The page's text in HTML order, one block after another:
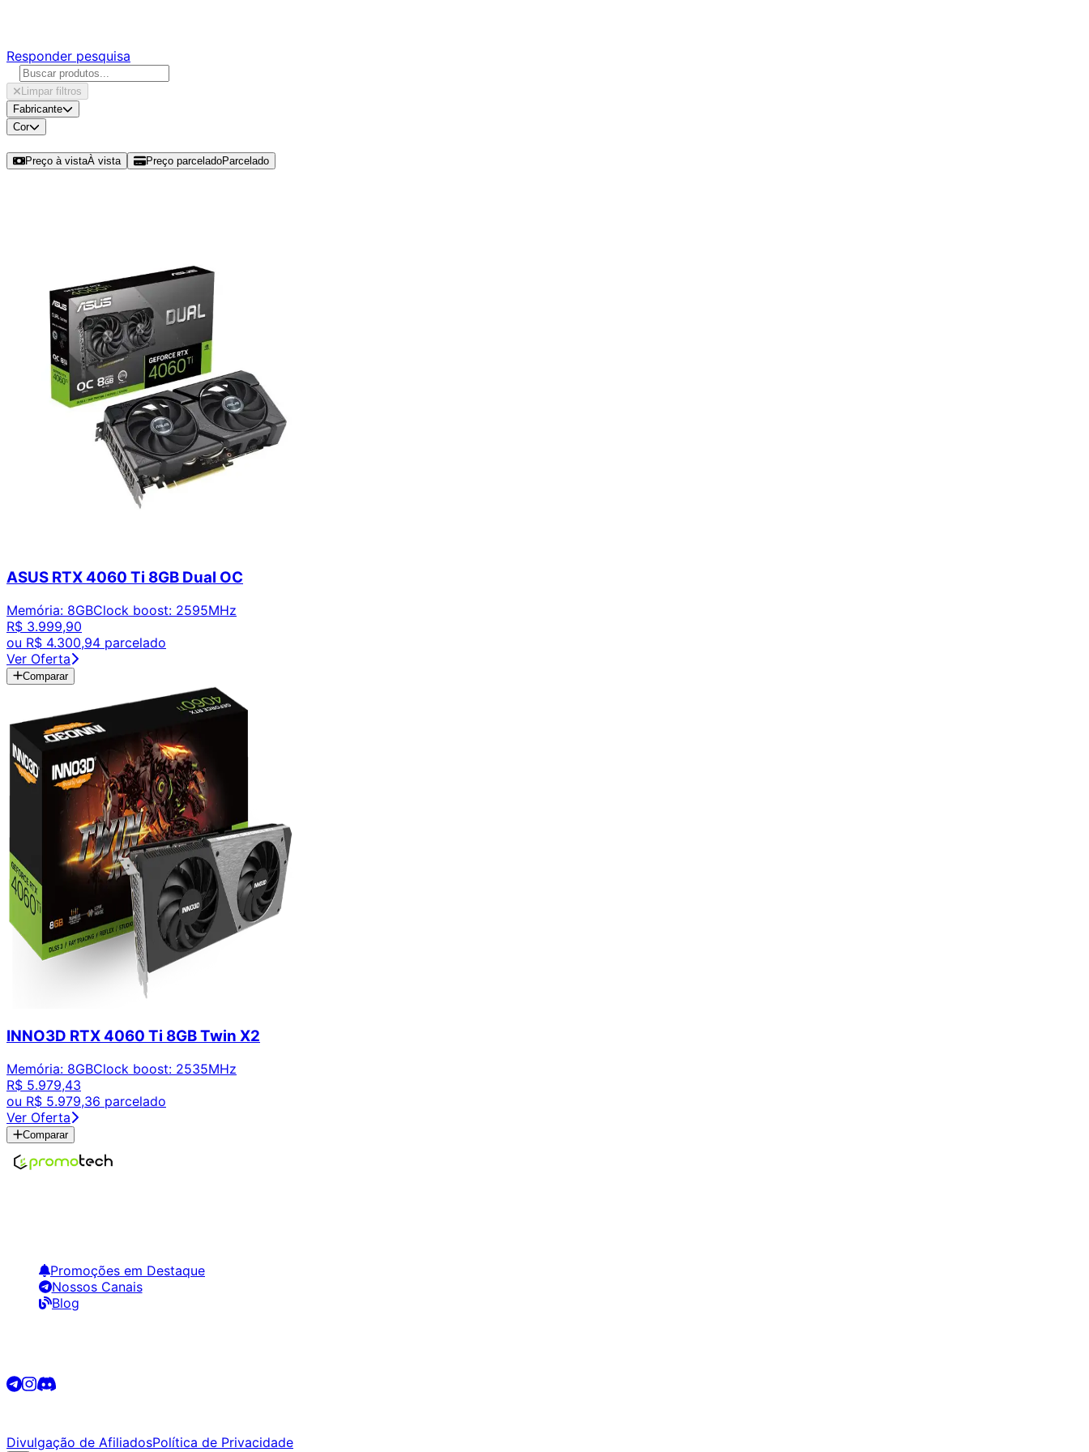
Responder pesquisa
Limpar filtros
Fabricante
Cor
Preço à vistaÀ vista Preço parceladoParcelado
ASUS RTX 4060 Ti 8GB Dual OC
Memória: 8GBClock boost: 2595MHz
R$ 3.999,90
ou R$ 4.300,94 parcelado
Ver Oferta
Comparar
INNO3D RTX 4060 Ti 8GB Twin X2
Memória: 8GBClock boost: 2535MHz
R$ 5.979,43
ou R$ 5.979,36 parcelado
Ver Oferta
Comparar
Promoções em Destaque
Nossos Canais
Blog
Divulgação de AfiliadosPolítica de Privacidade